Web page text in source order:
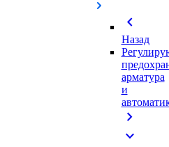
chevron_left
Назад
арматура
и
chevron_right
expand_more